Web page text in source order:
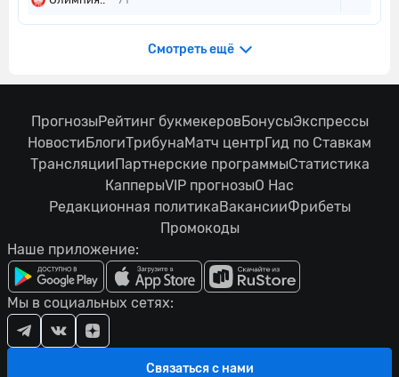
Смотреть ещё
ПрогнозыРейтинг букмекеровБонусыЭкспрессы
НовостиБлогиТрибунаМатч центрГид по Ставкам
ТрансляцииПартнерские программыСтатистика
КапперыVIP прогнозыО Нас
Редакционная политикаВакансииФрибеты
Промокоды
Наше приложение:
Связаться с нами
Мы в социальных сетях: